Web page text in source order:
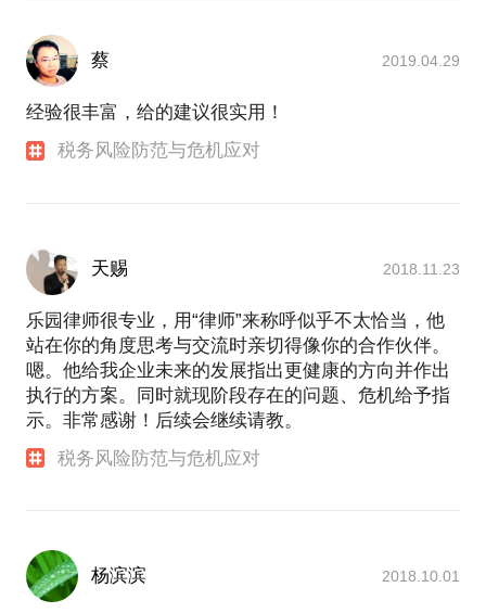
蔡 2019.04.29
经验很丰富，给的建议很实用！
税务风险防范与危机应对
天赐 2018.11.23
乐园律师很专业，用“律师”来称呼似乎不太恰当，他
站在你的角度思考与交流时亲切得像你的合作伙伴。
嗯。他给我企业未来的发展指出更健康的方向并作出
执行的方案。同时就现阶段存在的问题、危机给予指
示。非常感谢！后续会继续请教。
税务风险防范与危机应对
杨滨滨 2018.10.01